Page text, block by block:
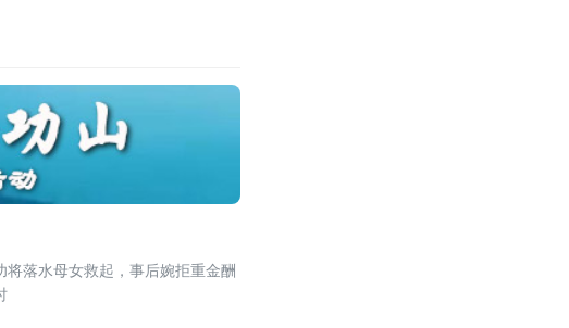
落水母女救起，事后婉拒重金酬